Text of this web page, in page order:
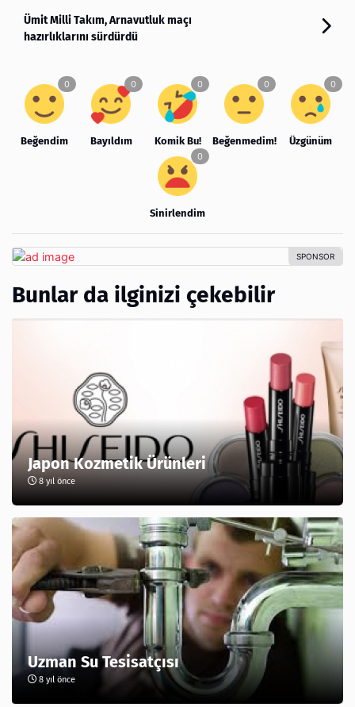
Ümit Milli Takım, Arnavutluk maçı
hazırlıklarını sürdürdü
Beğendim Bayıldım Komik Bu! Beğenmedim! Üzgünüm
Sinirlendim
Bunlar da ilginizi çekebilir
Japon Kozmetik Ürünleri
8 yıl önce
Uzman Su Tesisatçısı
8 yıl önce